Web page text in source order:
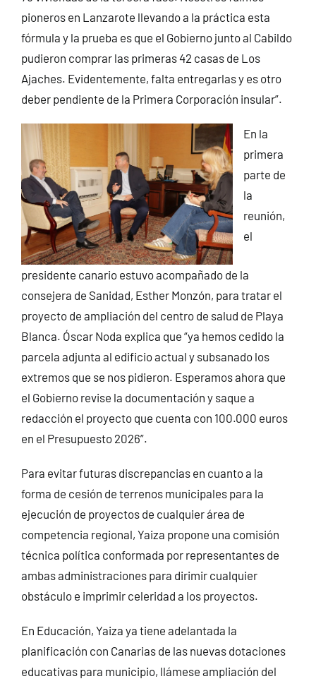
pioneros en Lanzarote llevando a la práctica esta
fórmula y la prueba es que el Gobierno junto al Cabildo
pudieron comprar las primeras 42 casas de Los
Ajaches. Evidentemente, falta entregarlas y es otro
deber pendiente de la Primera Corporación insular”.
En la
primera
parte de
la
reunión,
el
presidente canario estuvo acompañado de la
consejera de Sanidad, Esther Monzón, para tratar el
proyecto de ampliación del centro de salud de Playa
Blanca. Óscar Noda explica que “ya hemos cedido la
parcela adjunta al edificio actual y subsanado los
extremos que se nos pidieron. Esperamos ahora que
el Gobierno revise la documentación y saque a
redacción el proyecto que cuenta con 100.000 euros
en el Presupuesto 2026”.
Para evitar futuras discrepancias en cuanto a la
forma de cesión de terrenos municipales para la
ejecución de proyectos de cualquier área de
competencia regional, Yaiza propone una comisión
técnica política conformada por representantes de
ambas administraciones para dirimir cualquier
obstáculo e imprimir celeridad a los proyectos.
En Educación, Yaiza ya tiene adelantada la
planificación con Canarias de las nuevas dotaciones
educativas para municipio, llámese ampliación del